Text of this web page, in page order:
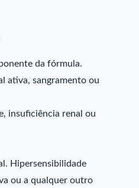
da fórmula.
ativa, sangramento ou
insuficiência renal ou
Hipersensibilidade
ou a qualquer outro